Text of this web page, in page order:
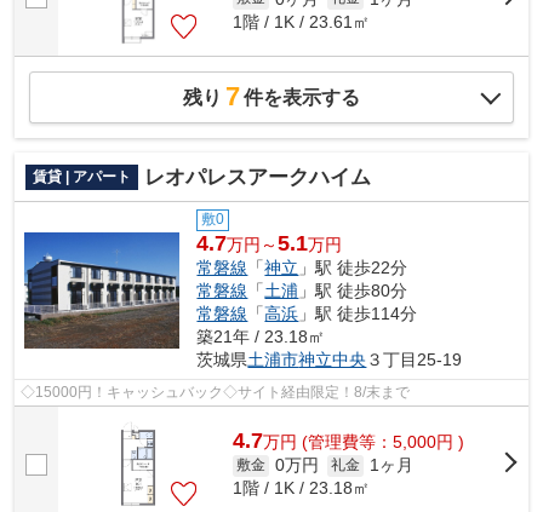
1階 / 1K / 23.61㎡
残り 7件を表示する
賃貸 | アパート レオパレスアークハイム
敷0
4.7万円～5.1万円
常磐線 「神立 」駅 徒歩22分
常磐線 「土浦 」駅 徒歩80分
常磐線 「高浜 」駅 徒歩114分
築21年 / 23.18㎡
茨城県土浦市神立中央 ３丁目25-19
◇15000円！キャッシュバック◇サイト経由限定！8/末まで
4.7万円 (管理費等：5,000円 )
敷金 0万円 礼金
1ヶ月
1階 / 1K / 23.18㎡